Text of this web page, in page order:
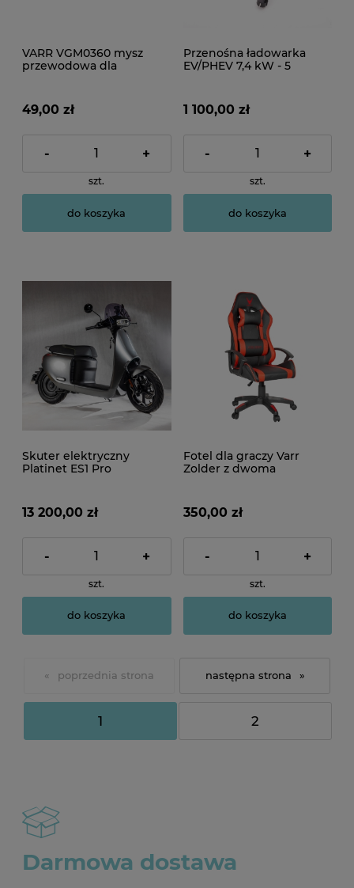
VARR VGM0360 mysz
przewodowa dla
49,00 zł
- +
szt.
do koszyka
Przenośna ładowarka
EV/PHEV 7,4 kW - 5
1 100,00 zł
- +
szt.
do koszyka
Skuter elektryczny
Platinet ES1 Pro
13 200,00 zł
- +
szt.
do koszyka
Fotel dla graczy Varr
Zolder z dwoma
350,00 zł
- +
szt.
do koszyka
«
1 2
»
Darmowa dostawa